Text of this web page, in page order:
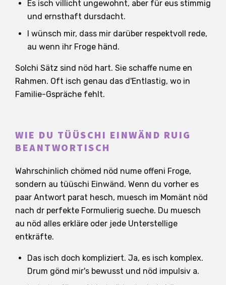
Es isch villicht ungewohnt, aber für eus stimmig
und ernsthaft dursdacht.
I wünsch mir, dass mir darüber respektvoll rede,
au wenn ihr Froge händ.
Solchi Sätz sind nöd hart. Sie schaffe nume en
Rahmen. Oft isch genau das d'Entlastig, wo in
Familie-Gspräche fehlt.
WIE DU TÜÜSCHI EINWÄND RUIG
BEANTWORTISCH
Wahrschinlich chömed nöd nume offeni Froge,
sondern au tüüschi Einwänd. Wenn du vorher es
paar Antwort parat hesch, muesch im Momänt nöd
nach dr perfekte Formulierig sueche. Du muesch
au nöd alles erkläre oder jede Unterstellige
entkräfte.
Das isch doch kompliziert. Ja, es isch komplex.
Drum gönd mir's bewusst und nöd impulsiv a.